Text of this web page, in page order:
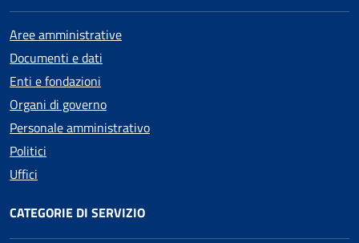
Aree amministrative
Documenti e dati
Enti e fondazioni
Organi di governo
Personale amministrativo
Politici
Uffici
CATEGORIE DI SERVIZIO